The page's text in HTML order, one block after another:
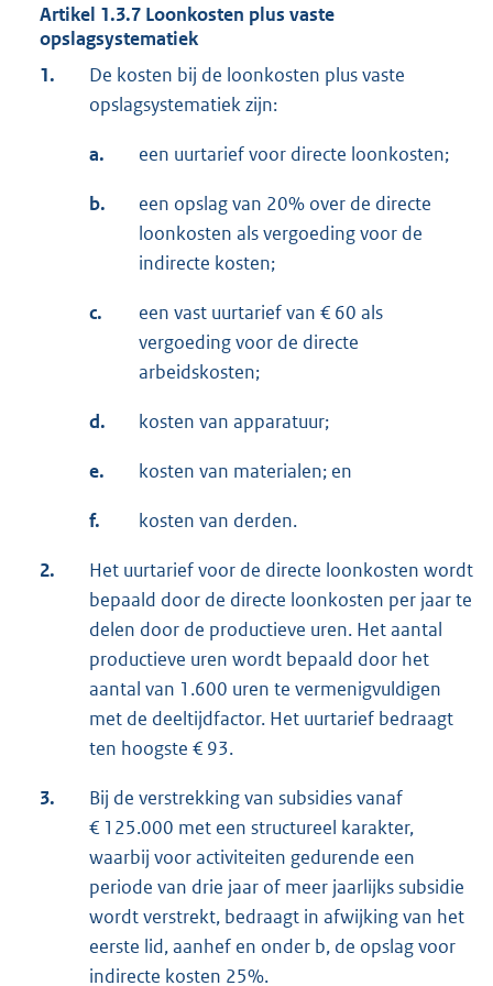
Artikel 1.3.7 Loonkosten plus vaste
opslagsystematiek
1.
De kosten bij de loonkosten plus vaste
opslagsystematiek zijn:
a. een uurtarief voor directe loonkosten;
b.
een opslag van 20% over de directe
loonkosten als vergoeding voor de
indirecte kosten;
c.
een vast uurtarief van € 60 als
vergoeding voor de directe
arbeidskosten;
d. kosten van apparatuur;
e. kosten van materialen; en
f. kosten van derden.
2.
Het uurtarief voor de directe loonkosten wordt
bepaald door de directe loonkosten per jaar te
delen door de productieve uren. Het aantal
productieve uren wordt bepaald door het
aantal van 1.600 uren te vermenigvuldigen
met de deeltijdfactor. Het uurtarief bedraagt
ten hoogste € 93.
3.
Bij de verstrekking van subsidies vanaf
€ 125.000 met een structureel karakter,
waarbij voor activiteiten gedurende een
periode van drie jaar of meer jaarlijks subsidie
wordt verstrekt, bedraagt in afwijking van het
eerste lid, aanhef en onder b, de opslag voor
indirecte kosten 25%.